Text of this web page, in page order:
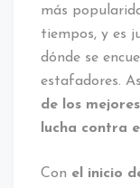
más
tiempos, y es
dónde se
estafadores.
de los
lucha contra
Con el inicio